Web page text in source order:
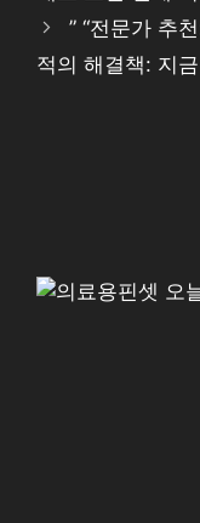
” “전문가 추
적의 해결책: 지